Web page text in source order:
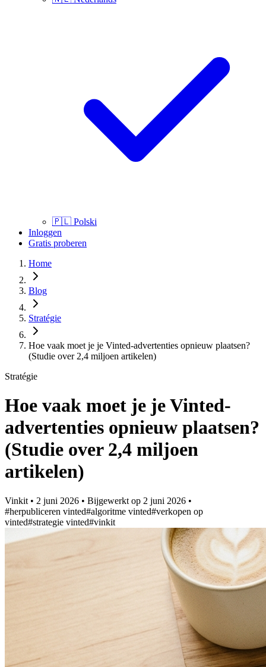
🇵🇱 Polski
Inloggen
Gratis proberen
Home
Blog
Stratégie
Hoe vaak moet je je Vinted-advertenties opnieuw plaatsen?
(Studie over 2,4 miljoen artikelen)
Stratégie
Hoe vaak moet je je Vinted-
advertenties opnieuw plaatsen?
(Studie over 2,4 miljoen
artikelen)
Vinkit • 2 juni 2026 • Bijgewerkt op 2 juni 2026 •
#herpubliceren vinted#algoritme vinted#verkopen op
vinted#strategie vinted#vinkit